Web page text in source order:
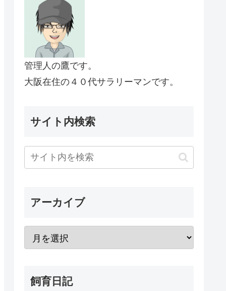
管理人の鷹です。
大阪在住の４０代サラリーマンです。
サイト内検索
アーカイブ
飼育日記